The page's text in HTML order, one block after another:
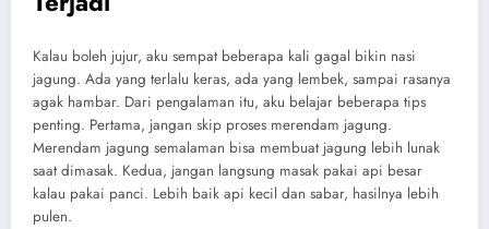
Kalau boleh jujur, aku sempat beberapa kali gagal bikin nasi
jagung. Ada yang terlalu keras, ada yang lembek, sampai rasanya
agak hambar. Dari pengalaman itu, aku belajar beberapa tips
penting. Pertama, jangan skip proses merendam jagung.
Merendam jagung semalaman bisa membuat jagung lebih lunak
saat dimasak. Kedua, jangan langsung masak pakai api besar
kalau pakai panci. Lebih baik api kecil dan sabar, hasilnya lebih
pulen.